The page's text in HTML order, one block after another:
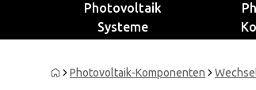
Photovoltaik
Systeme
Photovoltaik-Komponenten